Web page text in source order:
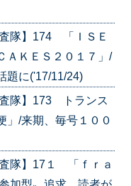
査隊】174 「ＩＳＥ
ＫＥＳ２０１７」/
題に('17/11/24)
査隊】173 トランス
/来期、毎号１００
隊】17１ 「ｆｒａ